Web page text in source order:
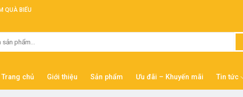
QUÀ BIẾU
Trang chủ Giới thiệu Sản phẩm Ưu đãi – Khuyến mãi Tin tức